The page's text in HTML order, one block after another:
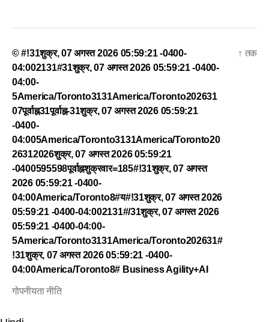
© #!31शुक्र, 07 अगस्त 2026 05:59:21 -0400-
04:002131#31शुक्र, 07 अगस्त 2026 05:59:21 -0400-
04:00-
5America/Toronto3131America/Toronto202631
07पूर्वाह्न31पूर्वाह्न-31शुक्र, 07 अगस्त 2026 05:59:21
-0400-
04:005America/Toronto3131America/Toronto20
26312026शुक्र, 07 अगस्त 2026 05:59:21
-0400595598पूर्वाह्नशुक्रवार=185#!31शुक्र, 07 अगस्त
2026 05:59:21 -0400-
04:00America/Toronto8#य#!31शुक्र, 07 अगस्त 2026
05:59:21 -0400-04:002131#/31शुक्र, 07 अगस्त 2026
05:59:21 -0400-04:00-
5America/Toronto3131America/Toronto202631#
!31शुक्र, 07 अगस्त 2026 05:59:21 -0400-
04:00America/Toronto8# Business Agility+AI
गोपनीयता नीति
↑ तक